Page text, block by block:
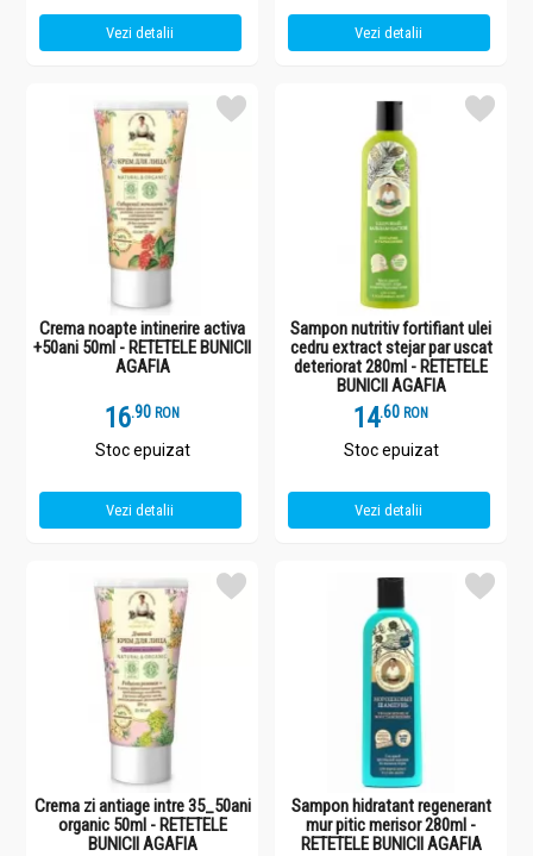
Vezi detalii Vezi detalii
Crema noapte intinerire activa
+50ani 50ml - RETETELE BUNICII
AGAFIA
16.9 RON
Stoc epuizat
Vezi detalii
Sampon nutritiv fortifiant ulei
cedru extract stejar par uscat
deteriorat 280ml - RETETELE
BUNICII AGAFIA
14.6 RON
Stoc epuizat
Vezi detalii
Crema zi antiage intre 35_50ani
organic 50ml - RETETELE
BUNICII AGAFIA
Sampon hidratant regenerant
mur pitic merisor 280ml -
RETETELE BUNICII AGAFIA